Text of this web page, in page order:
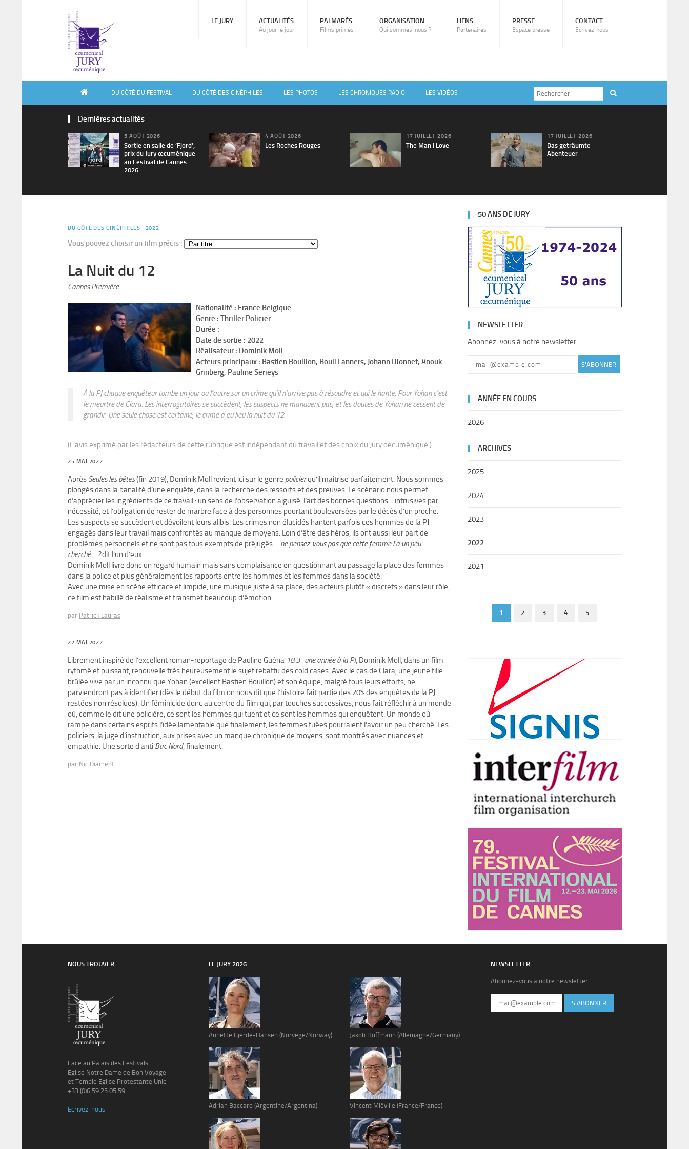
LE JURY ACTUALITÉS
Au jour le jour
PALMARÈS
Films primés
ORGANISATION
Qui sommes-nous ?
LIENS
Partenaires
PRESSE
Espace presse
CONTACT
Ecrivez-nous
DU CÔTÉ DU FESTIVAL DU CÔTÉ DES CINÉPHILES LES PHOTOS LES CHRONIQUES RADIO LES VIDÉOS
Dernières actualités
5 AOÛT 2026
Sortie en salle de ’Fjord’,
prix du Jury œcuménique
au Festival de Cannes
2026
4 AOÛT 2026
Les Roches Rouges
17 JUILLET 2026
The Man I Love
17 JUILLET 2026
Das geträumte
Abenteuer
DU CÔTÉ DES CINÉPHILES 2022
Vous pouvez choisir un film précis :
La Nuit du 12
Cannes Première
Nationalité : France Belgique
Genre : Thriller Policier
Durée : -
Date de sortie : 2022
Réalisateur : Dominik Moll
Acteurs principaux : Bastien Bouillon, Bouli Lanners, Johann Dionnet, Anouk
Grinberg, Pauline Serieys
À la PJ chaque enquêteur tombe un jour ou l’autre sur un crime qu’il n’arrive pas à résoudre et qui le hante. Pour Yohan c’est
le meurtre de Clara. Les interrogatoires se succèdent, les suspects ne manquent pas, et les doutes de Yohan ne cessent de
grandir. Une seule chose est certaine, le crime a eu lieu la nuit du 12.
(L'avis exprimé par les rédacteurs de cette rubrique est indépendant du travail et des choix du Jury oecuménique.)
25 MAI 2022
Après Seules les bêtes(fin 2019), Dominik Moll revient ici sur le genre policierqu’il maîtrise parfaitement. Nous sommes
plongés dans la banalité d’une enquête, dans la recherche des ressorts et des preuves. Le scénario nous permet
d’apprécier les ingrédients de ce travail : un sens de l’observation aiguisé, l’art des bonnes questions - intrusives par
nécessité, et l’obligation de rester de marbre face à des personnes pourtant bouleversées par le décès d’un proche.
Les suspects se succèdent et dévoilent leurs alibis. Les crimes non élucidés hantent parfois ces hommes de la PJ
engagés dans leur travail mais confrontés au manque de moyens. Loin d’être des héros, ils ont aussi leur part de
problèmes personnels et ne sont pas tous exempts de préjugés – ne pensez-vous pas que cette femme l’a un peu
cherché… ?dit l’un d’eux.
Dominik Moll livre donc un regard humain mais sans complaisance en questionnant au passage la place des femmes
dans la police et plus généralement les rapports entre les hommes et les femmes dans la société.
Avec une mise en scène efficace et limpide, une musique juste à sa place, des acteurs plutôt « discrets » dans leur rôle,
ce film est habillé de réalisme et transmet beaucoup d’émotion.
par Patrick Lauras
22 MAI 2022
Librement inspiré de l’excellent roman-reportage de Pauline Guéna 18.3 : une année à la PJ, Dominik Moll, dans un film
rythmé et puissant, renouvelle très heureusement le sujet rebattu des cold cases. Avec le cas de Clara, une jeune fille
brûlée vive par un inconnu que Yohan (excellent Bastien Bouillon) et son équipe, malgré tous leurs efforts, ne
parviendront pas à identifier (dès le début du film on nous dit que l’histoire fait partie des 20% des enquêtes de la PJ
restées non résolues). Un féminicide donc au centre du film qui, par touches successives, nous fait réfléchir à un monde
où, comme le dit une policière, ce sont les hommes qui tuent et ce sont les hommes qui enquêtent. Un monde où
rampe dans certains esprits l’idée lamentable que finalement, les femmes tuées pourraient l’avoir un peu cherché. Les
policiers, la juge d’instruction, aux prises avec un manque chronique de moyens, sont montrés avec nuances et
empathie. Une sorte d’anti Bac Nord, finalement.
par Nic Diament
50 ANS DE JURY
NEWSLETTER
Abonnez-vous à notre newsletter
S'ABONNER
ANNÉE EN COURS
2026
ARCHIVES
2025
2024
2023
2022
2021
1 2 3 4 5
NOUS TROUVER
Face au Palais des Festivals :
Eglise Notre Dame de Bon Voyage
et Temple Eglise Protestante Unie
+33 (0)6 59 25 05 59
Ecrivez-nous
LE JURY 2026
Annette Gjerde-Hansen (Norvège/Norway)
Adrian Baccaro (Argentine/Argentina)
Jakob Hoffmann (Allemagne/Germany)
Vincent Miéville (France/France)
NEWSLETTER
Abonnez-vous à notre newsletter
S'ABONNER